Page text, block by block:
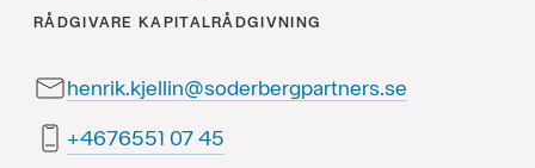
RÅDGIVARE KAPITALRÅDGIVNING
henrik.kjellin@soderbergpartners.se
54 70 1556764+